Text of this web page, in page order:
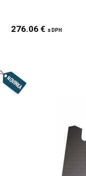
276.06 € s DPH